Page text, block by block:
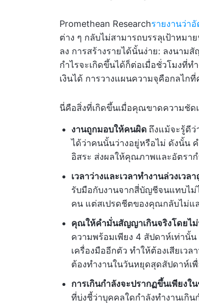
Promethean Researchรายงานว่า
ต่าง ๆ กลับไม่สามารถบรรลุเป้าหม
ลง การสร้างรายได้นั้นง่าย: ลงนาม
กำไรจะเกิดขึ้นได้ก็ต่อเมื่อชั่วโมงที่ท
เงินได้ การวางแผนความจุคือกลไก
นี่คือสิ่งที่เกิดขึ้นเมื่อคุณขาดความชัด
งานถูกมอบให้คนผิด ถึงแม้จะรู้ดี
ได้ว่าคนนั้นว่างอยู่หรือไม่ ดังนั้น
อิสระ ส่งผลให้คุณภาพและอัตราก
เวลาว่างและเวลาทำงานล่วงเว
รับมือกับงานจากสี่บัญชีจนแทบไ
คน แต่สเปรดชีตของคุณกลับไม่แ
คุณให้คำมั่นสัญญาเกินจริงโดยไ
ความพร้อมเพียง 4 สัปดาห์เท่านั้
เครื่องมืออีกตัว ทำให้ต้องเสียเวล
ต้องทำงานในวันหยุดสุดสัปดาห์เพื่
การเกินกำลังจะปรากฏขึ้นเพียง
ที่บ่งชี้ว่าบุคคลใดกำลังทำงานเกิ